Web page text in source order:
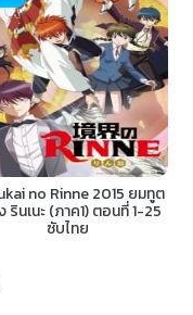
no Rinne 2015 ยมทูต
รินเนะ (ภาค1) ตอนที่ 1-25
ซับไทย